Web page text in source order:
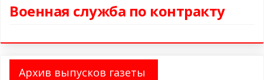
Военная служба по контракту
Архив выпусков газеты